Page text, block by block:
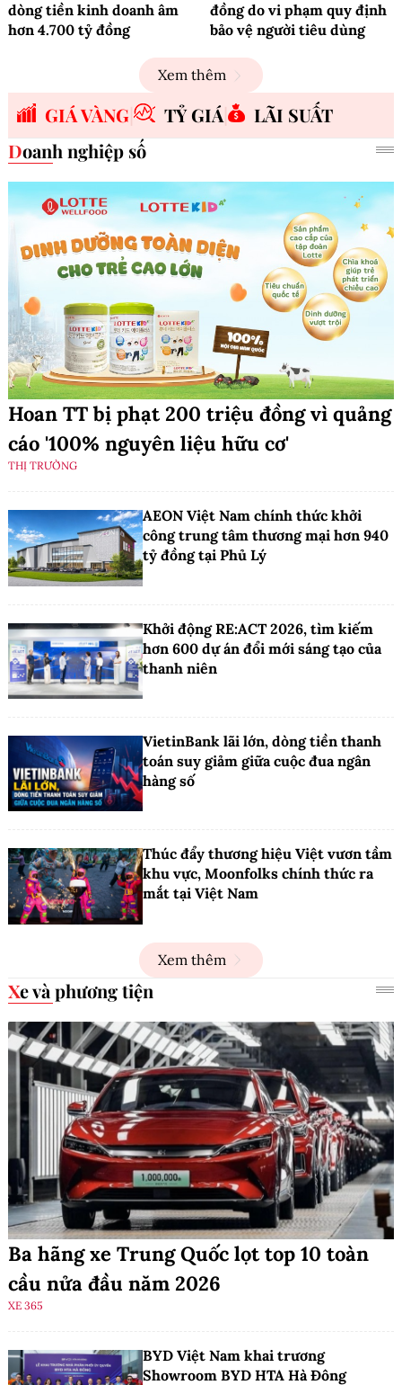
dòng tiền kinh doanh âm
hơn 4.700 tỷ đồng
đồng do vi phạm quy định
bảo vệ người tiêu dùng
Xem thêm
GIÁ VÀNG TỶ GIÁ
LÃI SUẤT
Doanh nghiệp số
Hoan TT bị phạt 200 triệu đồng vì quảng
cáo '100% nguyên liệu hữu cơ'
THỊ TRƯỜNG
AEON Việt Nam chính thức khởi
công trung tâm thương mại hơn 940
tỷ đồng tại Phủ Lý
Khởi động RE:ACT 2026, tìm kiếm
hơn 600 dự án đổi mới sáng tạo của
thanh niên
VietinBank lãi lớn, dòng tiền thanh
toán suy giảm giữa cuộc đua ngân
hàng số
Thúc đẩy thương hiệu Việt vươn tầm
khu vực, Moonfolks chính thức ra
mắt tại Việt Nam
Xem thêm
Xe và phương tiện
Ba hãng xe Trung Quốc lọt top 10 toàn
cầu nửa đầu năm 2026
XE 365
BYD Việt Nam khai trương
Showroom BYD HTA Hà Đông